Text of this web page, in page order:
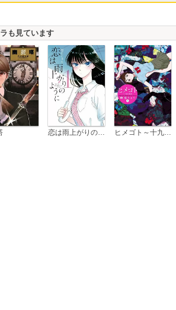
も見ています
恋は雨上がりのように ヒメゴト～十九歳の制服～